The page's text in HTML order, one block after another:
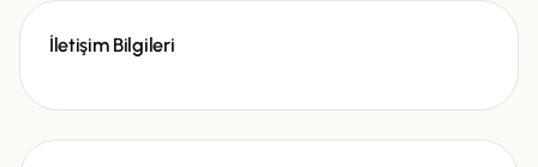
İletişim Bilgileri